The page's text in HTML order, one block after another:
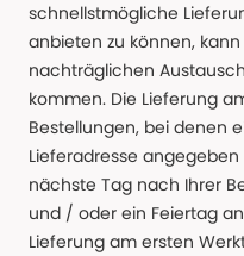
schnellstmögliche
anbieten zu können,
nachträglichen
kommen. Die Lieferung
Bestellungen, bei denen
Lieferadresse
nächste Tag nach Ihrer
und / oder ein Feiertag
Lieferung am ersten